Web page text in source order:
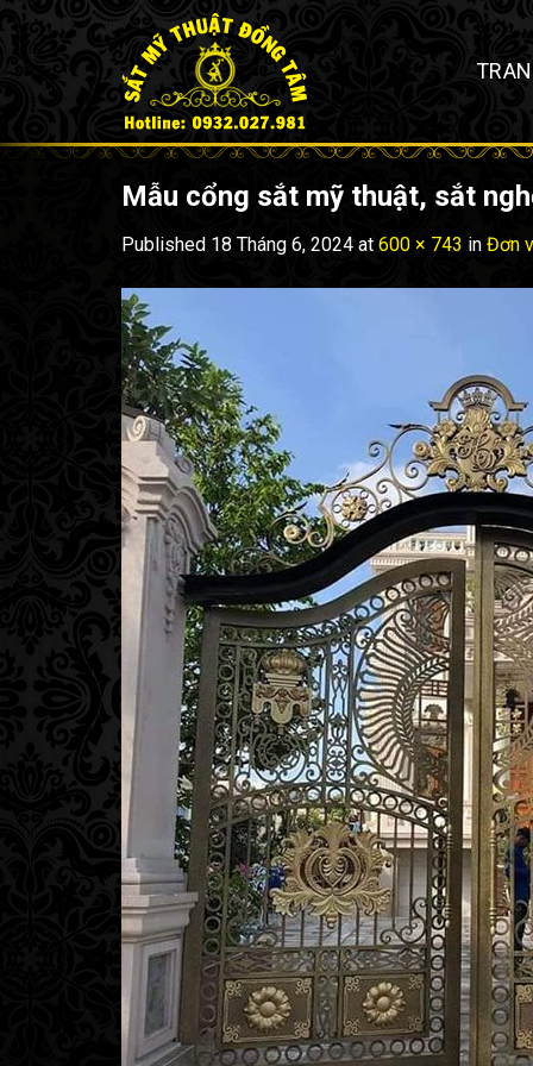
Skip
content
Mẫu cổng sắt mỹ thuật, sắt
Published 18 Tháng 6, 2024 at 600 × 743 in Đơn